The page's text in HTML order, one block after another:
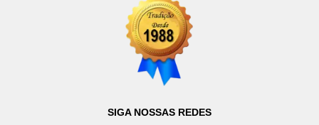
SIGA NOSSAS REDES